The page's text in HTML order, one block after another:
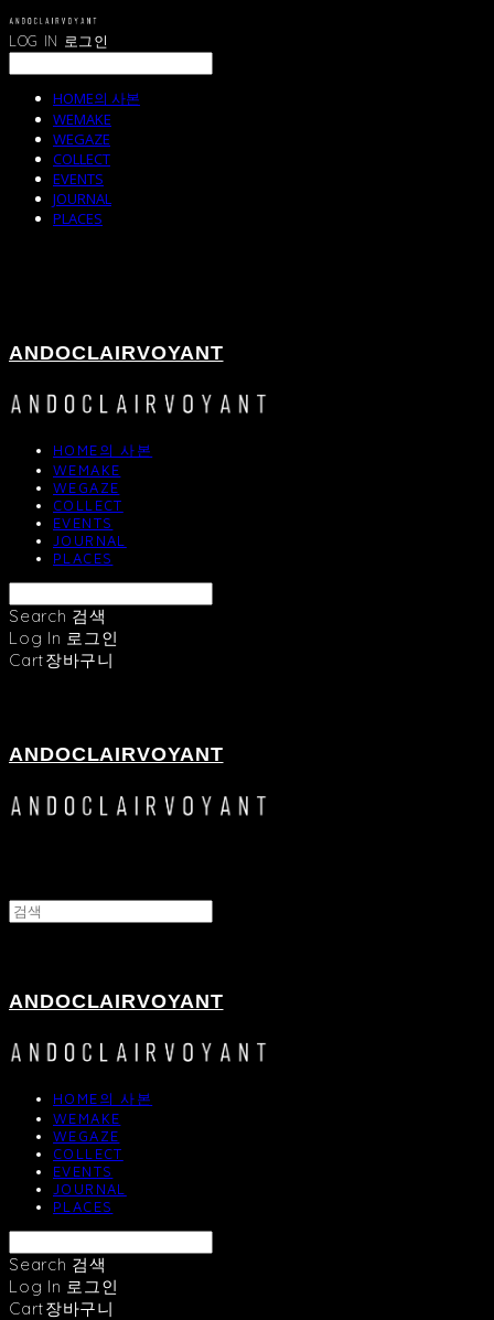
LOG IN 로그인
HOME의 사본
WEMAKE
WEGAZE
COLLECT
EVENTS
JOURNAL
PLACES
ANDOCLAIRVOYANT
HOME의 사본
WEMAKE
WEGAZE
COLLECT
EVENTS
JOURNAL
PLACES
Search 검색
Log In 로그인
Cart장바구니
ANDOCLAIRVOYANT
ANDOCLAIRVOYANT
HOME의 사본
WEMAKE
WEGAZE
COLLECT
EVENTS
JOURNAL
PLACES
Search 검색
Log In 로그인
Cart장바구니